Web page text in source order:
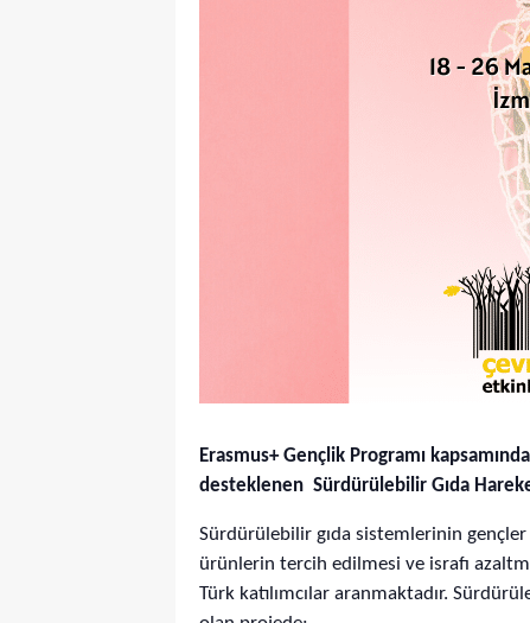
Erasmus+ Gençlik Programı
desteklenen Sürdürülebilir Gıda
Sürdürülebilir gıda sistemlerinin
ürünlerin tercih edilmesi ve israfı
Türk katılımcılar aranmaktadır.